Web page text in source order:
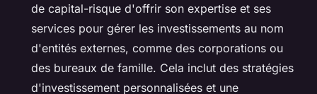
de capital-risque d'offrir son expertise et ses
services pour gérer les investissements au nom
d'entités externes, comme des corporations ou
des bureaux de famille. Cela inclut des stratégies
d'investissement personnalisées et une